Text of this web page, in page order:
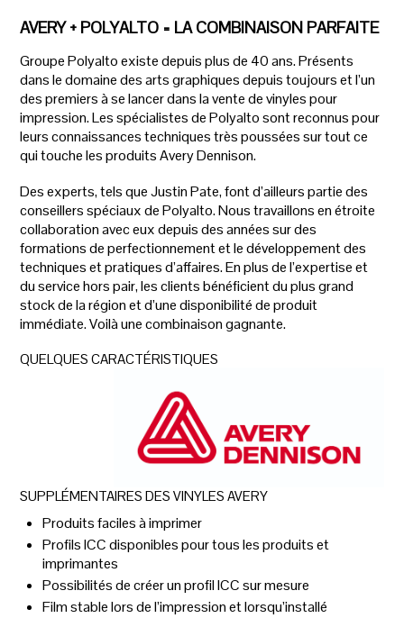
AVERY + POLYALTO = LA COMBINAISON PARFAITE
Groupe Polyalto existe depuis plus de 40 ans. Présents
dans le domaine des arts graphiques depuis toujours et l’un
des premiers à se lancer dans la vente de vinyles pour
impression. Les spécialistes de Polyalto sont reconnus pour
leurs connaissances techniques très poussées sur tout ce
qui touche les produits Avery Dennison.
Des experts, tels que Justin Pate, font d’ailleurs partie des
conseillers spéciaux de Polyalto. Nous travaillons en étroite
collaboration avec eux depuis des années sur des
formations de perfectionnement et le développement des
techniques et pratiques d’affaires. En plus de l’expertise et
du service hors pair, les clients bénéficient du plus grand
stock de la région et d’une disponibilité de produit
immédiate. Voilà une combinaison gagnante.
QUELQUES CARACTÉRISTIQUES
SUPPLÉMENTAIRES DES VINYLES AVERY
Produits faciles à imprimer
Profils ICC disponibles pour tous les produits et
imprimantes
Possibilités de créer un profil ICC sur mesure
Film stable lors de l’impression et lorsqu’installé